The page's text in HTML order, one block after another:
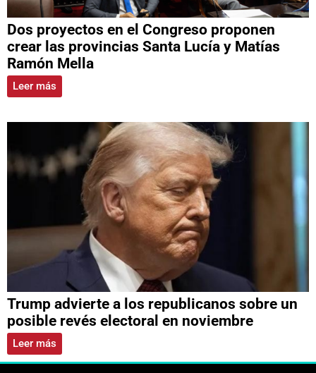
Dos proyectos en el Congreso proponen
crear las provincias Santa Lucía y Matías
Ramón Mella
Leer más
Trump advierte a los republicanos sobre un
posible revés electoral en noviembre
Leer más